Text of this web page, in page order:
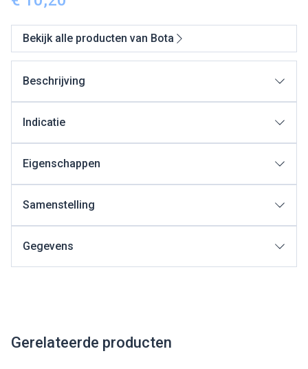
Bekijk alle producten van Bota
Beschrijving
Indicatie
Eigenschappen
Samenstelling
Gegevens
Gerelateerde producten